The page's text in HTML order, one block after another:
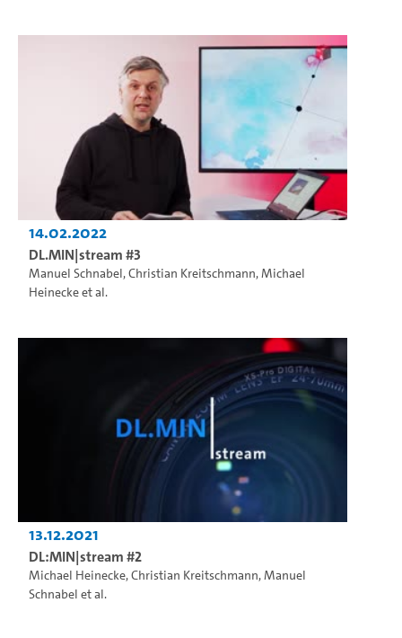
14.02.2022
DL.MIN|stream #3
Manuel Schnabel,Christian Kreitschmann,Michael
Heineckeet al.
13.12.2021
DL:MIN|stream #2
Michael Heinecke,Christian Kreitschmann,Manuel
Schnabel et al.